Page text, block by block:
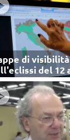
di
del 12